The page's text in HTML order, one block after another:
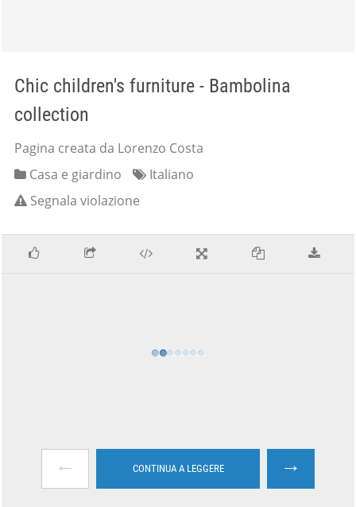
Chic children's furniture - Bambolina
collection
Pagina creata da Lorenzo Costa
Casa e giardino
Italiano
Segnala violazione
← CONTINUA A LEGGERE →